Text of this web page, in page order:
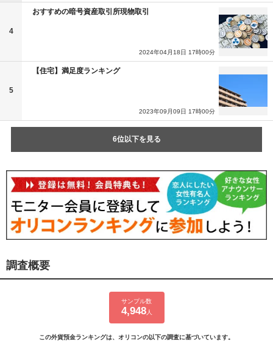
4
おすすめの暗号資産取引所現物取引
2024年04月18日 17時00分
5
【住宅】満足度ランキング
2023年09月09日 17時00分
6位以下を見る
調査概要
サンプル数
4,948人
この外貨預金ランキングは、オリコンの以下の調査に基づいています。